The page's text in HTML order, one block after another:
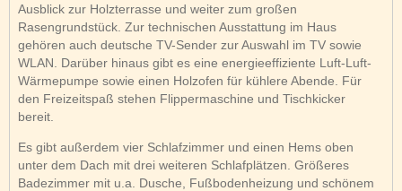
Ausblick zur Holzterrasse und weiter zum großen
Rasengrundstück. Zur technischen Ausstattung im Haus
gehören auch deutsche TV-Sender zur Auswahl im TV sowie
WLAN. Darüber hinaus gibt es eine energieeffiziente Luft-Luft-
Wärmepumpe sowie einen Holzofen für kühlere Abende. Für
den Freizeitspaß stehen Flippermaschine und Tischkicker
bereit.
Es gibt außerdem vier Schlafzimmer und einen Hems oben
unter dem Dach mit drei weiteren Schlafplätzen. Größeres
Badezimmer mit u.a. Dusche, Fußbodenheizung und schönem